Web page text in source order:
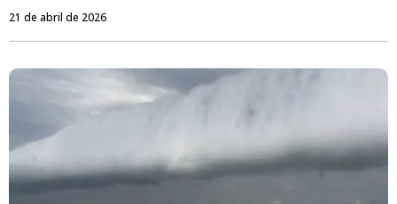
21 de abril de 2026